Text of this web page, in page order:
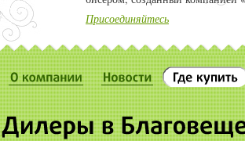
Присоединяйтесь